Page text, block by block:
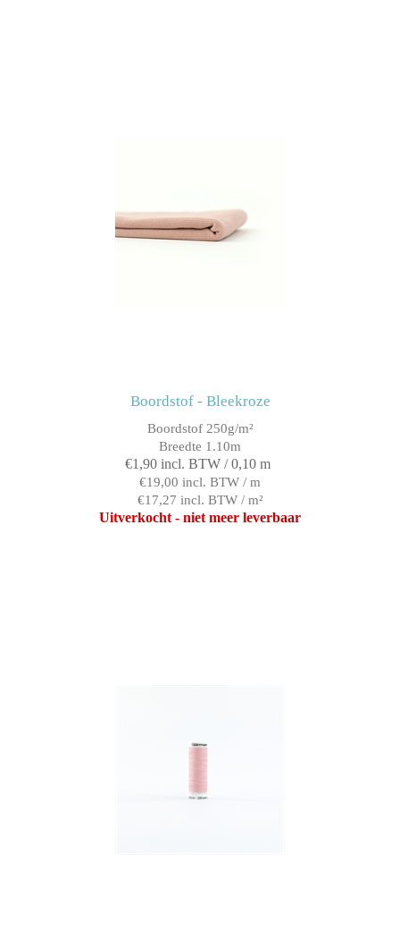
Boordstof - Bleekroze
Boordstof 250g/m²
Breedte 1.10m
€1,90 incl. BTW / 0,10 m
€19,00 incl. BTW / m
€17,27 incl. BTW / m²
Uitverkocht - niet meer leverbaar